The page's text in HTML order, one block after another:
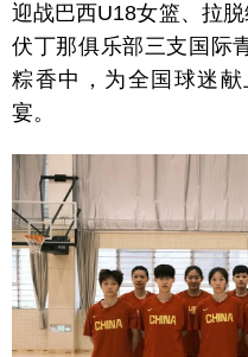
迎战巴西U18女篮、拉
伏丁那俱乐部三支国际
粽香中，为全国球迷
宴。